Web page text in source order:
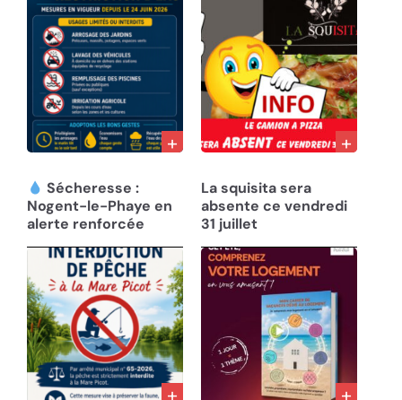
Sécheresse :
Nogent-le-Phaye en
alerte renforcée
La squisita sera
absente ce vendredi
31 juillet